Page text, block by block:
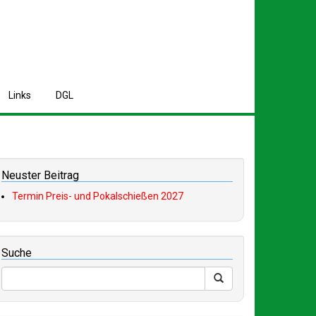
Links DGL
Neuster Beitrag
Termin Preis- und Pokalschießen 2027
Suche